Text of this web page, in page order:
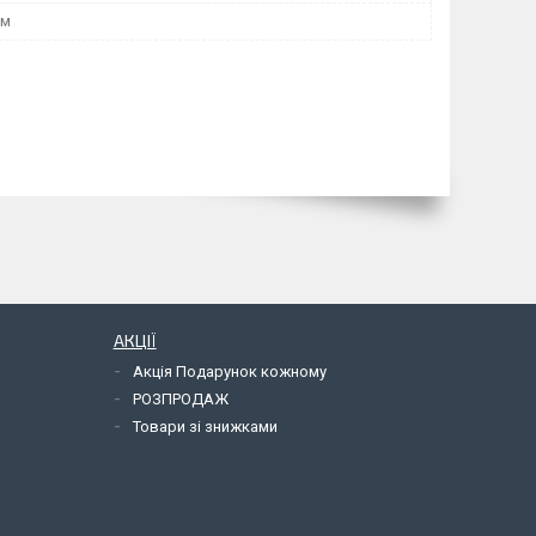
АКЦІЇ
Акція Подарунок кожному
РОЗПРОДАЖ
Товари зі знижками